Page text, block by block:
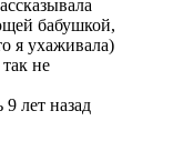
бабушкой,
я ухаживала)
не
лет назад